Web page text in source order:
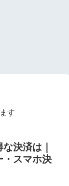
す
決済は｜
・スマホ決